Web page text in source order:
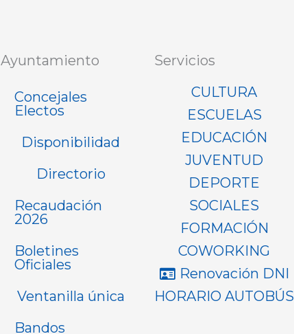
Ayuntamiento
Concejales
Electos
Disponibilidad
Directorio
Recaudación
2026
Boletines
Oficiales
Ventanilla única
Bandos
Servicios
CULTURA
ESCUELAS
EDUCACIÓN
JUVENTUD
DEPORTE
SOCIALES
FORMACIÓN
COWORKING
Renovación DNI
HORARIO AUTOBÚS